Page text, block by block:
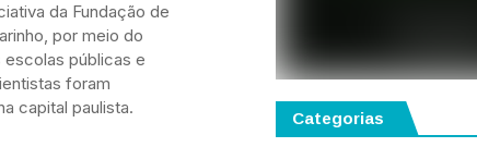
da Fundação de
por meio do
públicas e
foram
capital paulista.
Categorias